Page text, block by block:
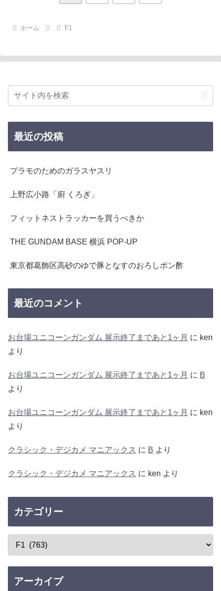
ホーム F1
最近の投稿
プラモのためのガラスヤスリ
上野広小路「廚 くろぎ」
フィットネストラッカーを買うべきか
THE GUNDAM BASE 横浜 POP-UP
東京都葛飾区高砂のゆで豚となすのおろしポン酢
最近のコメント
お台場ユニコーンガンダム 展示終了まであと1ヶ月 に ken
より
お台場ユニコーンガンダム 展示終了まであと1ヶ月 に B
より
お台場ユニコーンガンダム 展示終了まであと1ヶ月 に ken
より
クラシック・デジカメ マニアックス に B より
クラシック・デジカメ マニアックス に ken より
カテゴリー
アーカイブ